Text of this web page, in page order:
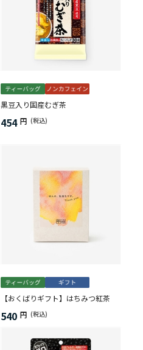
黒豆入り国産むぎ茶
454 円 (税込)
【おくばりギフト】はちみつ紅茶
540 円 (税込)